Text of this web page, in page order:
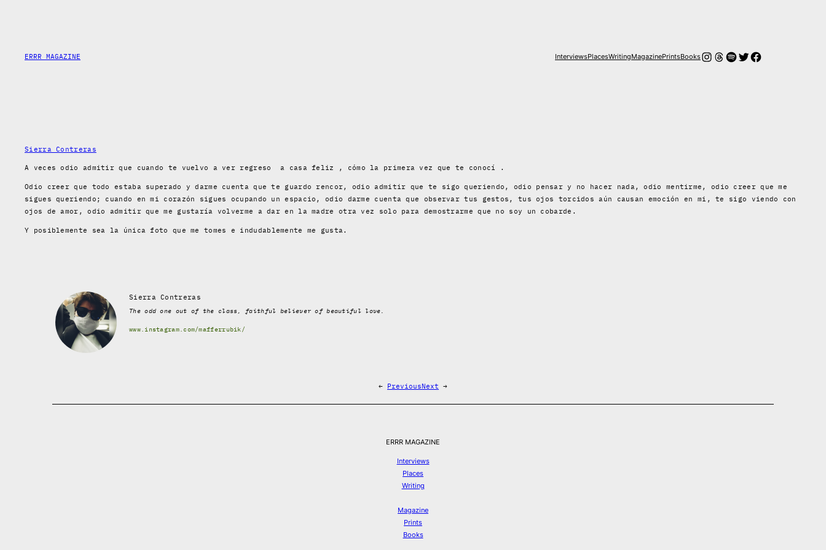
ERRR MAGAZINE InterviewsPlacesWritingMagazinePrintsBooksInstagram
Threads
Spotify
Twitter
Facebook
Sierra Contreras
A veces odio admitir que cuando te vuelvo a ver regreso a casa feliz , cómo la primera vez que te conocí .
Odio creer que todo estaba superado y darme cuenta que te guardo rencor, odio admitir que te sigo queriendo , odio pensar y no hacer nada, odio mentirme, odio creer que me
sigues queriendo; cuando en mi corazón sigues ocupando un espacio, odio darme cuenta que observar tus gestos, tus ojos torcidos aún causan emoción en mi, te sigo viendo con
ojos de amor, odio admitir que me gustaría volverme a dar en la madre otra vez solo para demostrarme que no soy un cobarde.
Y posiblemente sea la única foto que me tomes e indudablemente me gusta.
Sierra Contreras
The odd one out of the class, faithful believer of beautiful love.
www.instagram.com/mafferrubik/
← PreviousNext →
ERRR MAGAZINE
Interviews
Places
Writing
Magazine
Prints
Books